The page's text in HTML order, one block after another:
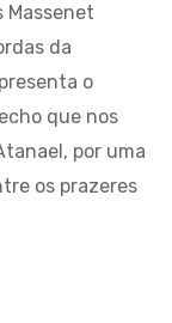
Massenet
da
o
que nos
por uma
os prazeres